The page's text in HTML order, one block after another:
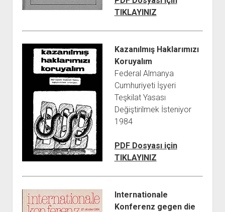
TIKLAYINIZ
Kazanılmış Haklarımızı
Koruyalım
Federal Almanya
Cumhuriyeti İşyeri
Teşkilat Yasası
Değiştirilmek İsteniyor
1984
PDF Dosyası için
TIKLAYINIZ
Internationale
Konferenz gegen die